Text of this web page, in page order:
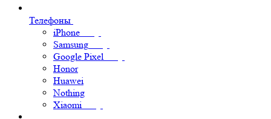
Телефоны
iPhone
Samsung
Google Pixel
Honor
Huawei
Nothing
Xiaomi